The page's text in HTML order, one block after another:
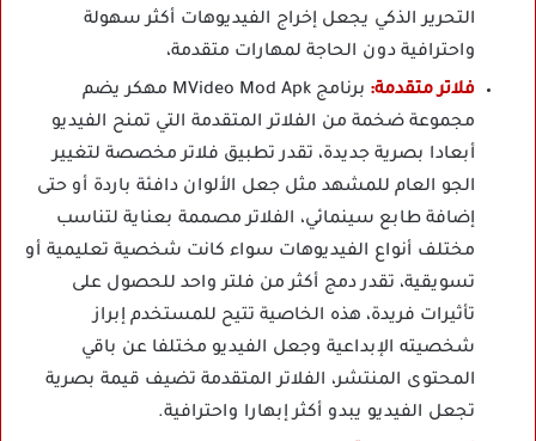
التحرير الذكي يجعل إخراج الفيديوهات أكثر سهولة
واحترافية دون الحاجة لمهارات متقدمة،
فلاتر متقدمة:
برنامج MVideo Mod Apk مهكر يضم
مجموعة ضخمة من الفلاتر المتقدمة التي تمنح الفيديو
أبعادا بصرية جديدة، تقدر تطبيق فلاتر مخصصة لتغيير
الجو العام للمشهد مثل جعل الألوان دافئة باردة أو حتى
إضافة طابع سينمائي، الفلاتر مصممة بعناية لتناسب
مختلف أنواع الفيديوهات سواء كانت شخصية تعليمية أو
تسويقية، تقدر دمج أكثر من فلتر واحد للحصول على
تأثيرات فريدة، هذه الخاصية تتيح للمستخدم إبراز
شخصيته الإبداعية وجعل الفيديو مختلفا عن باقي
المحتوى المنتشر، الفلاتر المتقدمة تضيف قيمة بصرية
تجعل الفيديو يبدو أكثر إبهارا واحترافية.